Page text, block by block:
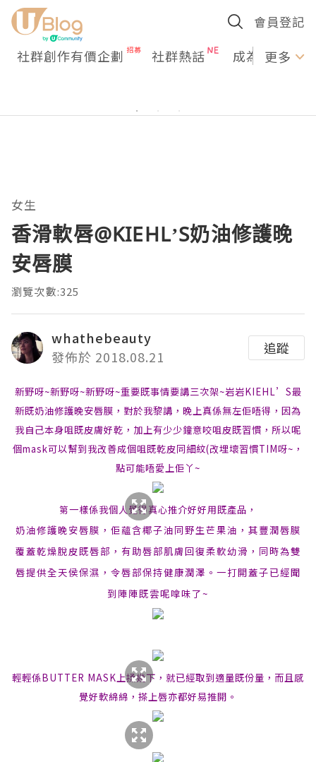
會員登記
社群創作有價企劃 社群熱話 成為U更多
女生
香滑軟唇@KIEHL’S奶油修護晚
安唇膜
瀏覽次數:325
whathebeauty
發佈於 2018.08.21
追蹤
新野呀~新野呀~新野呀~重要既事情要講三次架~岩岩KIEHL’S最
新既奶油修護晚安唇膜，對於我黎講，晚上真係無左佢唔得，因為
我自己本身咀既皮膚好乾，加上有少少鐘意咬咀皮既習慣，所以呢
個mask可以幫到我改善成個咀既乾皮同細紋(改埋壞習慣TIM呀~，
點可能唔愛上佢丫~
第一樣係我個人覺得真心推介好好用既產品，
奶油修護晚安唇膜，佢蘊含椰子油同野生芒果油，其豐潤唇膜
覆蓋乾燥脫皮既唇部，有助唇部肌膚回復柔軟幼滑，同時為雙
唇提供全天侯保濕，令唇部保持健康潤澤。一打開蓋子已經聞
到陣陣既雲呢嗱味了~
輕輕係BUTTER MASK上揉幾下，就已經取到適量既份量，而且感
覺好軟綿綿，搽上唇亦都好易推開。